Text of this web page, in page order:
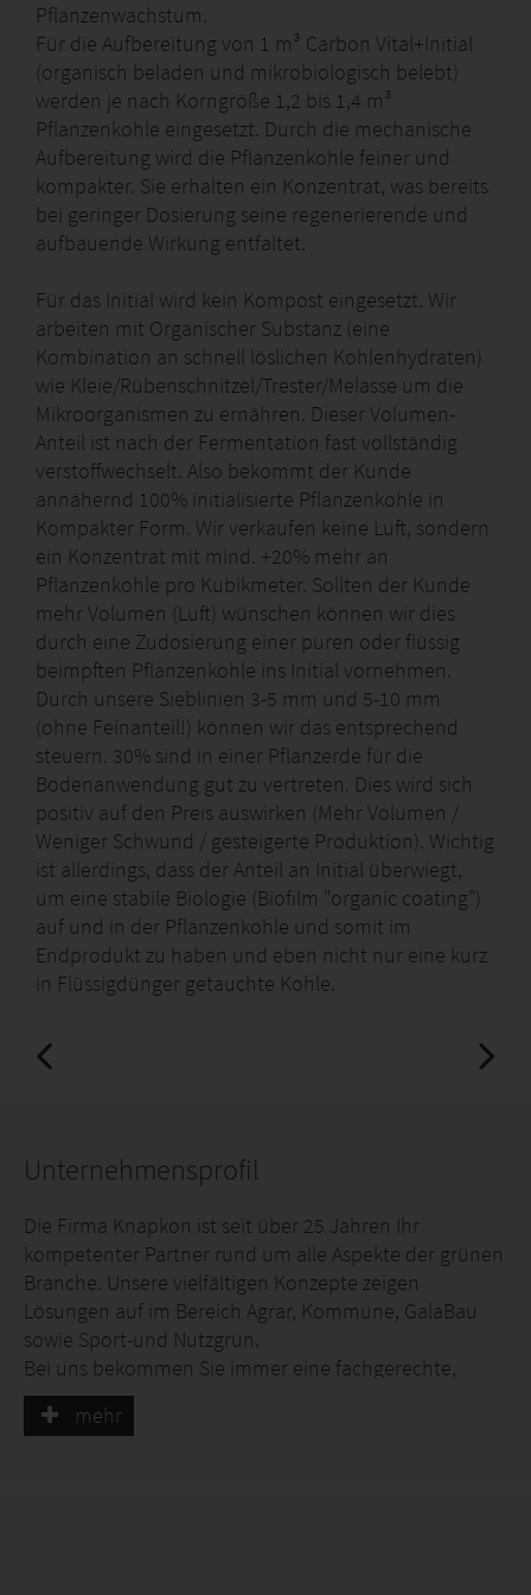
Pflanzenwachstum.
Für die Aufbereitung von 1 m³ Carbon Vital+­Initial
(organisch beladen und mikrobiologisch belebt)
werden je nach Korngröße 1,2 bis 1,4 m³
Pflanzenkohle eingesetzt. Durch die mechanische
Aufbereitung wird die Pflanzenkohle feiner und
kompakter. Sie erhalten ein Konzentrat, was bereits
bei geringer Dosierung seine regenerierende und
aufbauende Wirkung entfaltet.
Für das Initial wird kein Kompost eingesetzt. Wir
arbeiten mit Organischer Substanz (eine
Kombination an schnell löslichen Kohlenhydraten)
wie Kleie/Rübenschnitzel/Trester/Melasse um die
Mikroorganismen zu ernähren. Dieser Volumen-
Anteil ist nach der Fermentation fast vollständig
verstoffwechselt. Also bekommt der Kunde
annähernd 100% initialisierte Pflanzenkohle in
Kompakter Form. Wir verkaufen keine Luft, sondern
ein Konzentrat mit mind. +20% mehr an
Pflanzenkohle pro Kubikmeter. Sollten der Kunde
mehr Volumen (Luft) wünschen können wir dies
durch eine Zudosierung einer puren oder flüssig
beimpften Pflanzenkohle ins Initial vornehmen.
Durch unsere Sieblinien 3-5 mm und 5-10 mm
(ohne Feinanteil!) können wir das entsprechend
steuern. 30% sind in einer Pflanzerde für die
Bodenanwendung gut zu vertreten. Dies wird sich
positiv auf den Preis auswirken (Mehr Volumen /
Weniger Schwund / gesteigerte Produktion). Wichtig
ist allerdings, dass der Anteil an Initial überwiegt,
um eine stabile Biologie (Biofilm "organic coating")
auf und in der Pflanzenkohle und somit im
Endprodukt zu haben und eben nicht nur eine kurz
in Flüssigdünger getauchte Kohle.
Unternehmensprofil
Die Firma Knapkon ist seit über 25 Jahren Ihr
kompetenter Partner rund um alle Aspekte der grünen
Branche. Unsere vielfältigen Konzepte zeigen
Lösungen auf im Bereich Agrar, Kommune, GalaBau
sowie Sport-und Nutzgrün.
Bei uns bekommen Sie immer eine fachgerechte,
optimal auf Ihren Bedarf abgestimmte Beratung. Ein
breites Produktsortiment und ein hohe
mehr